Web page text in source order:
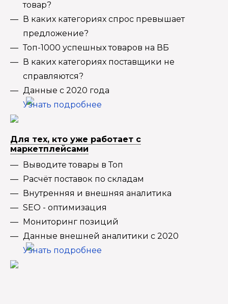
товар?
В каких категориях спрос превышает
предложение?
Топ-1000 успешных товаров на ВБ
В каких категориях поставщики не
справляются?
Данные с 2020 года
Узнать подробнее
Для тех, кто уже работает с
маркетплейсами
Выводите товары в Топ
Расчёт поставок по складам
Внутренняя и внешняя аналитика
SEO - оптимизация
Мониторинг позиций
Данные внешней аналитики с 2020
Узнать подробнее